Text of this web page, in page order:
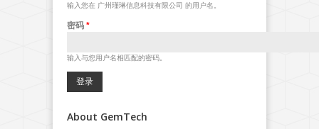
输入您在 广州瑾琳信息科技有限公司 的用户名。
密码 *
输入与您用户名相匹配的密码。
About GemTech